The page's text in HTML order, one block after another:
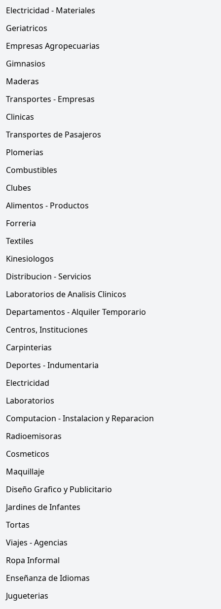
Electricidad - Materiales
Geriatricos
Empresas Agropecuarias
Gimnasios
Maderas
Transportes - Empresas
Clinicas
Transportes de Pasajeros
Plomerias
Combustibles
Clubes
Alimentos - Productos
Forreria
Textiles
Kinesiologos
Distribucion - Servicios
Laboratorios de Analisis Clinicos
Departamentos - Alquiler Temporario
Centros, Instituciones
Carpinterias
Deportes - Indumentaria
Electricidad
Laboratorios
Computacion - Instalacion y Reparacion
Radioemisoras
Cosmeticos
Maquillaje
Diseño Grafico y Publicitario
Jardines de Infantes
Tortas
Viajes - Agencias
Ropa Informal
Enseñanza de Idiomas
Jugueterias